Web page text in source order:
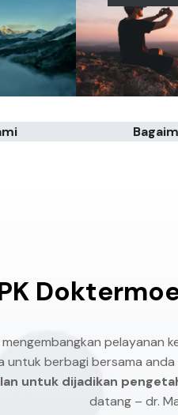
pelayanan
untuk berbagi bersama
untuk dijadikan
datang – dr.